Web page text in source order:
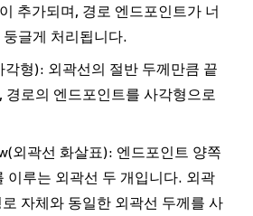
추가되며, 경로 엔드포인트가 너
글게 처리됩니다.
각형): 외곽선의 절반 두께만큼 끝
경로의 엔드포인트를 사각형으로
(외곽선 화살표): 엔드포인트 양쪽
이루는 외곽선 두 개입니다. 외곽
자체와 동일한 외곽선 두께를 사